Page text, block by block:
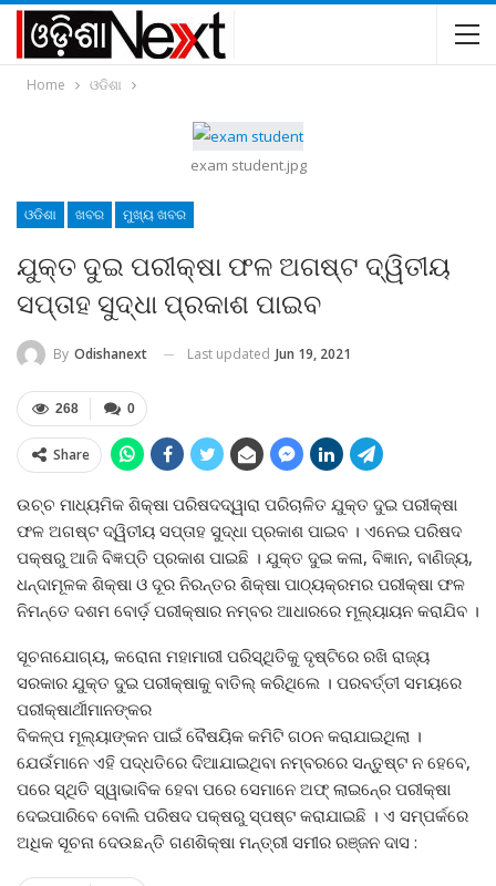
Home ଓଡିଶା
exam student.jpg
ଓଡିଶା ଖବର ମୁଖ୍ୟ ଖବର
ଯୁକ୍ତ ଦୁଇ ପରୀକ୍ଷା ଫଳ ଅଗଷ୍ଟ ଦ୍ୱିତୀୟ
ସପ୍ତାହ ସୁଦ୍ଧା ପ୍ରକାଶ ପାଇବ
By Odishanext Last updated Jun 19, 2021
0
268
Share
ଉଚ୍ଚ ମାଧ୍ୟମିକ ଶିକ୍ଷା ପରିଷଦଦ୍ୱାରା ପରିଚାଳିତ ଯୁକ୍ତ ଦୁଇ ପରୀକ୍ଷା
ଫଳ ଅଗଷ୍ଟ ଦ୍ୱିତୀୟ ସପ୍ତାହ ସୁଦ୍ଧା ପ୍ରକାଶ ପାଇବ । ଏନେଇ ପରିଷଦ
ପକ୍ଷରୁ ଆଜି ବିଜ୍ଞପ୍ତି ପ୍ରକାଶ ପାଇଛି । ଯୁକ୍ତ ଦୁଇ କଳା, ବିଜ୍ଞାନ, ବାଣିଜ୍ୟ,
ଧନ୍ଦାମୂଳକ ଶିକ୍ଷା ଓ ଦୂର ନିରନ୍ତର ଶିକ୍ଷା ପାଠ୍ୟକ୍ରମର ପରୀକ୍ଷା ଫଳ
ନିମନ୍ତେ ଦଶମ ବୋର୍ଡ଼ ପରୀକ୍ଷାର ନମ୍ବର ଆଧାରରେ ମୂଲ୍ୟାୟନ କରାଯିବ ।
ସୂଚନାଯୋଗ୍ୟ, କରୋନା ମହାମାରୀ ପରିସ୍ଥିତିକୁ ଦୃଷ୍ଟିରେ ରଖି ରାଜ୍ୟ
ସରକାର ଯୁକ୍ତ ଦୁଇ ପରୀକ୍ଷାକୁ ବାତିଲ୍‍ କରିଥିଲେ । ପରବର୍ତ୍ତୀ ସମୟରେ
ପରୀକ୍ଷାର୍ଥୀମାନଙ୍କର
ବିକଳ୍ପ ମୂଲ୍ୟାଙ୍କନ ପାଇଁ ବୈଷୟିକ କମିଟି ଗଠନ କରାଯାଇଥିଲା ।
ଯେଉଁମାନେ ଏହି ପଦ୍ଧତିରେ ଦିଆଯାଇଥିବା ନମ୍ବରରେ ସନ୍ତୁଷ୍ଟ ନ ହେବେ,
ପରେ ସ୍ଥିତି ସ୍ୱାଭାବିକ ହେବା ପରେ ସେମାନେ ଅଫ୍‍ ଲାଇନ୍‍ରେ ପରୀକ୍ଷା
ଦେଇପାରିବେ ବୋଲି ପରିଷଦ ପକ୍ଷରୁ ସ୍ପଷ୍ଟ କରାଯାଇଛି । ଏ ସମ୍ପର୍କରେ
ଅଧିକ ସୂଚନା ଦେଉଛନ୍ତି ଗଣଶିକ୍ଷା ମନ୍ତ୍ରୀ ସମୀର ରଞ୍ଜନ ଦାସ :